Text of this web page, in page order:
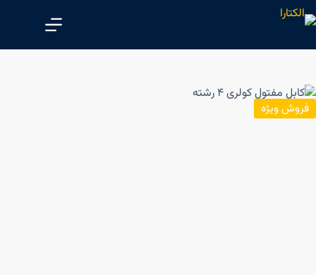
ش
فروش ویژه